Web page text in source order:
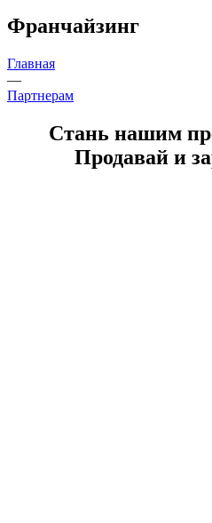
Франчайзинг
Главная
—
Партнерам
Стань нашим
Продавай и